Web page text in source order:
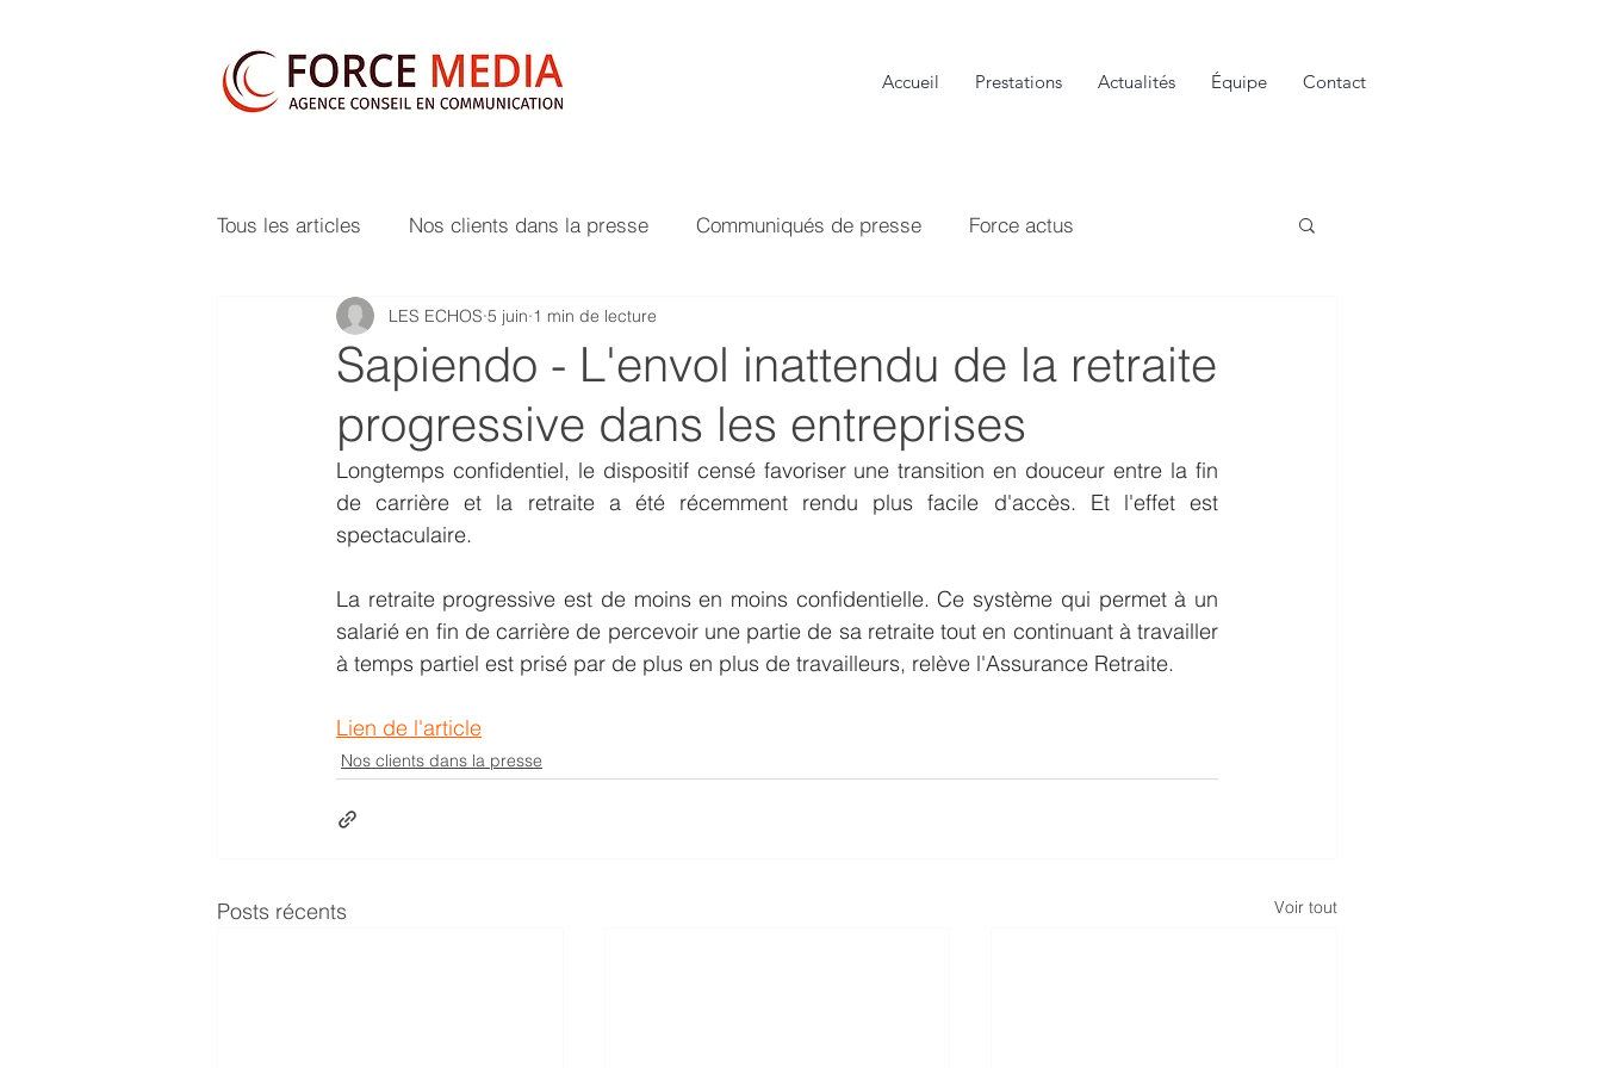
Accueil Prestations Actualités Équipe Contact
Tous les articles Nos clients dans la presse Communiqués de presse Force actus
Sapiendo - L'envol inattendu de la retraite
progressive dans les entreprises
LES ECHOS 5 juin 1 min de lecture
Longtemps confidentiel, le dispositif censé favoriser une transition en douceur entre la fin
de carrière et la retraite a été récemment rendu plus facile d'accès. Et l'effet est
spectaculaire.
La retraite progressive est de moins en moins confidentielle. Ce système qui permet à un
salarié en fin de carrière de percevoir une partie de sa retraite tout en continuant à travailler
à temps partiel est prisé par de plus en plus de travailleurs, relève l'Assurance Retraite.
Lien de l'article
Nos clients dans la presse
Posts récents Voir tout